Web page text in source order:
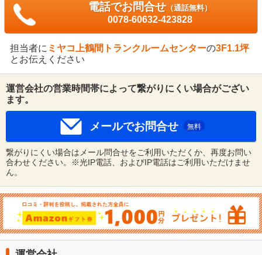
電話でお問合せ （通話無料）
0078-60632-423828
担当者に ミヤコ上鶴間トランクルームセンターの3F1.1坪
とお伝えください
運営会社の営業時間帯によって繋がりにくい場合がござい
ます。
メールでお問合せ 無料
繋がりにくい場合はメール問合せをご利用いただくか、再度お問い
合わせください。※光IP電話、およびIP電話はご利用いただけませ
ん。